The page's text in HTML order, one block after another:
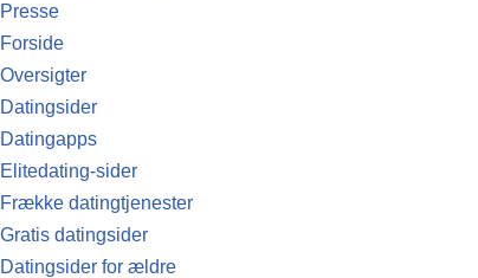
Presse
Forside
Oversigter
Datingsider
Datingapps
Elitedating-sider
Frække datingtjenester
Gratis datingsider
Datingsider for ældre